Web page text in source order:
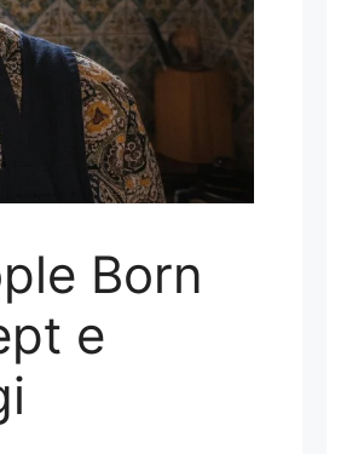
Born
e